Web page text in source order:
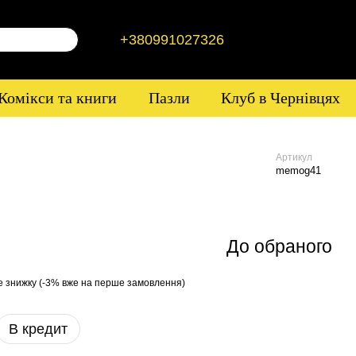
+380991027326
та книги Пазли Клуб в Чернівцях
Артикул
memog41
До обраного
знижку (-3% вже на перше замовлення)
В кредит